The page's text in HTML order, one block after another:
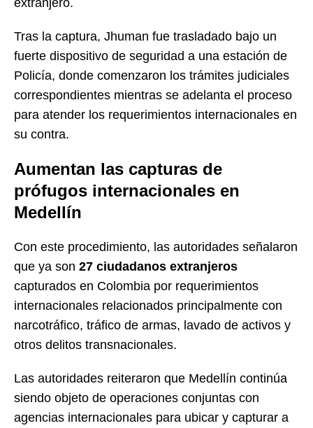
Tras la captura, Jhuman fue trasladado bajo un
fuerte dispositivo de seguridad a una estación de
Policía, donde comenzaron los trámites judiciales
correspondientes mientras se adelanta el proceso
para atender los requerimientos internacionales en
su contra.
Aumentan las capturas de
prófugos internacionales en
Medellín
Con este procedimiento, las autoridades señalaron
que ya son 27 ciudadanos extranjeros
capturados en Colombia por requerimientos
internacionales relacionados principalmente con
narcotráfico, tráfico de armas, lavado de activos y
otros delitos transnacionales.
Las autoridades reiteraron que Medellín continúa
siendo objeto de operaciones conjuntas con
agencias internacionales para ubicar y capturar a